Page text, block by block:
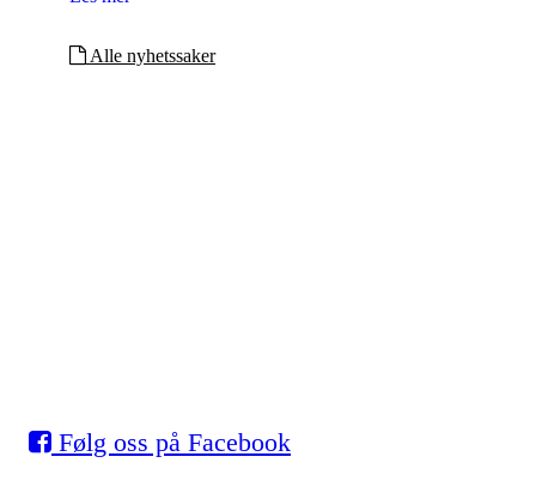
Alle nyhetssaker
Følg oss på Facebook